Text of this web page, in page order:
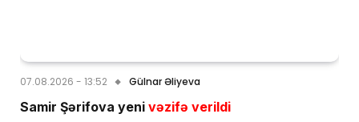
07.08.2026 - 13:52 Gülnar Əliyeva
Samir Şərifova yeni vəzifə verildi